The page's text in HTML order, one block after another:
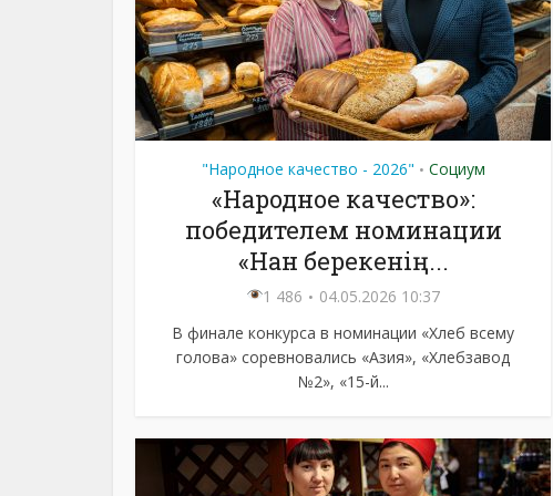
"Народное качество - 2026" • Социум
«Народное качество»:
победителем номинации
«Нан берекенің...
1 486
04.05.2026 10:37
В финале конкурса в номинации «Хлеб всему
голова» соревновались «Азия», «Хлебзавод
№2», «15-й...